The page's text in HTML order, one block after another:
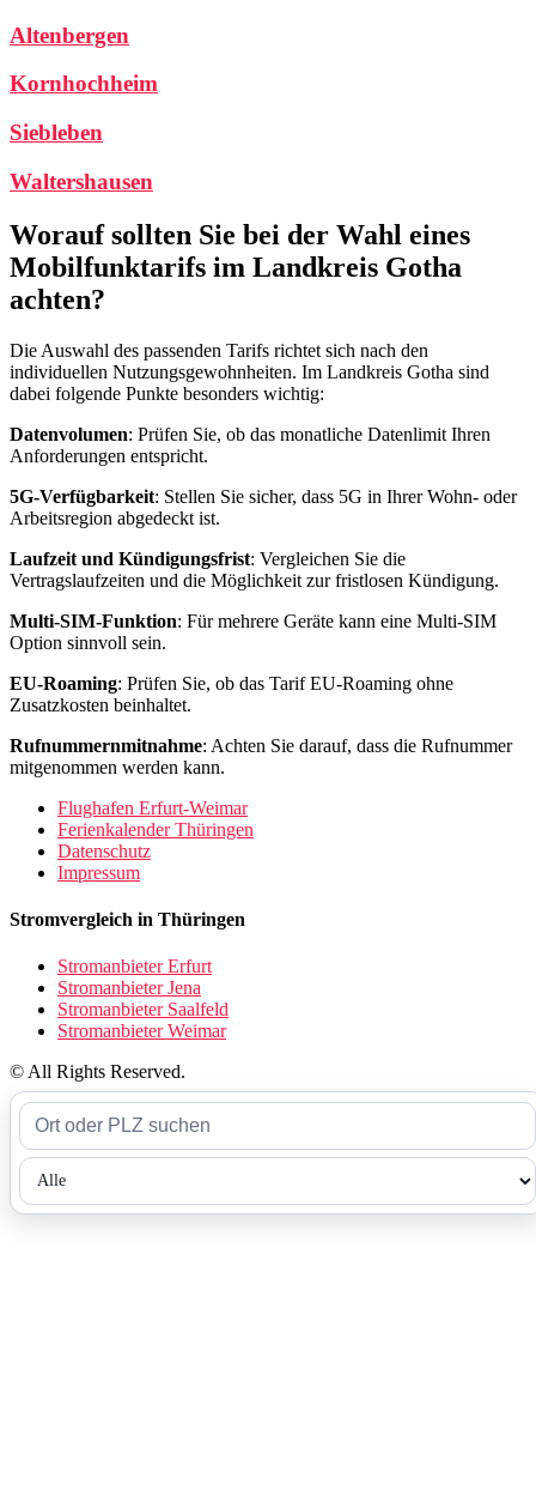
Altenbergen
Kornhochheim
Siebleben
Waltershausen
Worauf sollten Sie bei der Wahl eines
Mobilfunktarifs im Landkreis Gotha
achten?
Die Auswahl des passenden Tarifs richtet sich nach den
individuellen Nutzungsgewohnheiten. Im Landkreis Gotha sind
dabei folgende Punkte besonders wichtig:
Datenvolumen: Prüfen Sie, ob das monatliche Datenlimit Ihren
Anforderungen entspricht.
5G-Verfügbarkeit: Stellen Sie sicher, dass 5G in Ihrer Wohn- oder
Arbeitsregion abgedeckt ist.
Laufzeit und Kündigungsfrist: Vergleichen Sie die
Vertragslaufzeiten und die Möglichkeit zur fristlosen Kündigung.
Multi-SIM-Funktion: Für mehrere Geräte kann eine Multi-SIM
Option sinnvoll sein.
EU-Roaming: Prüfen Sie, ob das Tarif EU-Roaming ohne
Zusatzkosten beinhaltet.
Rufnummernmitnahme: Achten Sie darauf, dass die Rufnummer
mitgenommen werden kann.
Flughafen Erfurt-Weimar
Ferienkalender Thüringen
Datenschutz
Impressum
Stromvergleich in Thüringen
Stromanbieter Erfurt
Stromanbieter Jena
Stromanbieter Saalfeld
Stromanbieter Weimar
© All Rights Reserved.